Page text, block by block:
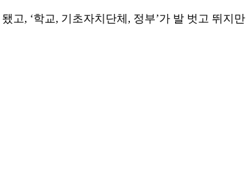
, ‘학교, 기초자치단체, 정부’가 발 벗고 뛰지